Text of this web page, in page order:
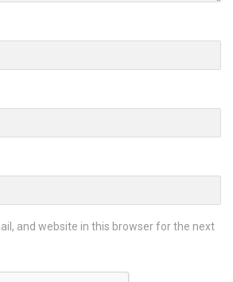
and website in this browser for the next